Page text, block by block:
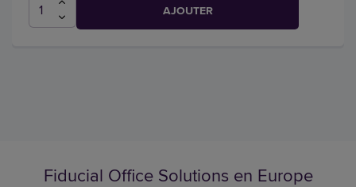
AJOUTER
Fiducial Office Solutions en Europe